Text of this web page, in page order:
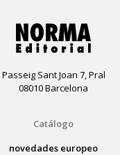
Passeig Sant Joan 7, Pral
08010 Barcelona
Catálogo
novedades europeo